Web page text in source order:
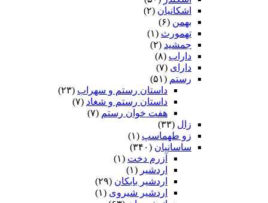
اشکانیان (۲)
بهمن (۶)
تهمورث (۱)
جمشید (۲)
داراب (۸)
دارای (۷)
رستم (۵۱)
داستان رستم و سهراب (۲۳)
داستان رستم و شغاد (۷)
هفت خوان رستم‏ (۷)
زال (۳۳)
زو طهماسپ‏ (۱)
ساسانیان (۳۴۰)
آزرم دخت (۱)
اردشیر (۱)
اردشیر بابکان (۲۹)
اردشیر شیروی (۱)